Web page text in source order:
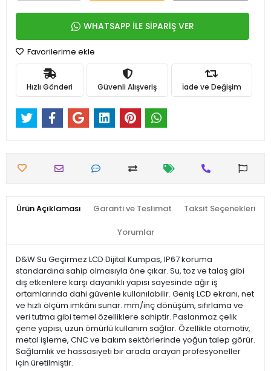
WHATSAPP İLE SİPARİŞ VER
Favorilerime ekle
Hızlı Gönderi Güvenli Alışveriş İade ve Değişim
Ürün Açıklaması Garanti ve Teslimat Taksit Seçenekleri
Yorumlar
D&W Su Geçirmez LCD Dijital Kumpas, IP67 koruma
standardına sahip olmasıyla öne çıkar. Su, toz ve talaş gibi
dış etkenlere karşı dayanıklı yapısı sayesinde ağır iş
ortamlarında dahi güvenle kullanılabilir. Geniş LCD ekranı, net
ve hızlı ölçüm imkânı sunar. mm/inç dönüşüm, sıfırlama ve
veri tutma gibi temel özelliklere sahiptir. Paslanmaz çelik
çene yapısı, uzun ömürlü kullanım sağlar. Özellikle otomotiv,
metal işleme, CNC ve bakım sektörlerinde yoğun talep görür.
Sağlamlık ve hassasiyeti bir arada arayan profesyoneller
için üretilmiştir.